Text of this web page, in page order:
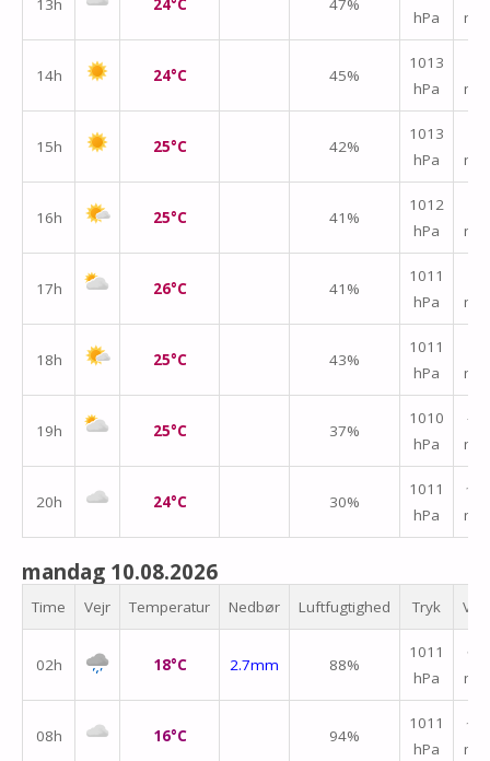
13h 24°C 47%
hPa
m/s
14h 24°C 45%
1013
hPa
m/s
15h 25°C 42%
1013
hPa
m/s
16h 25°C 41%
1012
hPa
m/s
17h 26°C 41%
1011
hPa
m/s
18h 25°C 43%
1011
hPa
m/s
19h 25°C 37%
1010
hPa
↑
m/s
20h 24°C 30%
1011
hPa
↑
m/s
mandag 10.08.2026
Time Vejr Temperatur Nedbør Luftfugtighed Tryk
02h 18°C 2.7mm 88%
1011
hPa
↑
m/s
08h 16°C 94%
1011
hPa
↑
m/s